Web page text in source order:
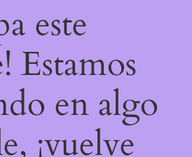
este
Estamos
en algo
¡vuelve